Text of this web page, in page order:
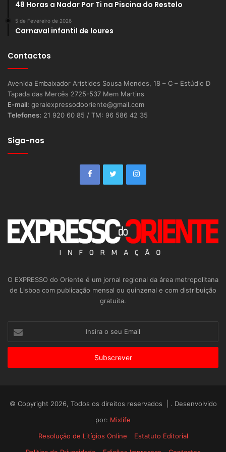
48 Horas a Nadar Por Ti na Piscina do Restelo
5 de Fevereiro de 2026
Carnaval infantil de loures
Contactos
Avenida Embaixador Aristides Sousa Mendes, 18 – C – Estúdio D
Tapada das Mercês 2725-537 Mem Martins
E-mail: geralexpressodooriente@gmail.com
Telefones: 21 920 60 85 / TM: 96 586 42 35
Siga-nos
O EXPRESSO do Oriente é um jornal regional da área metropolitana
de Lisboa com publicação mensal ou quinzenal e com distribuição
gratuita.
seu
© Copyright 2026, Todos os direitos reservados | . Desenvolvido
por: Mixlife
Resolução de Litígios Online
Estatuto Editorial